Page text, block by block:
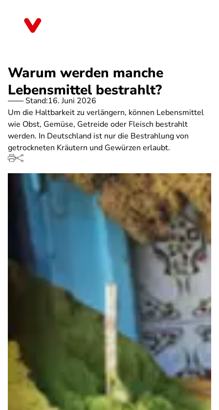
Warum werden manche
Lebensmittel bestrahlt?
Stand:16. Juni 2026
Um die Haltbarkeit zu verlängern, können Lebensmittel
wie Obst, Gemüse, Getreide oder Fleisch bestrahlt
werden. In Deutschland ist nur die Bestrahlung von
getrockneten Kräutern und Gewürzen erlaubt.